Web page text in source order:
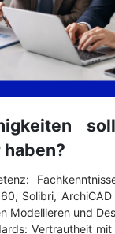
Solibri,
Modellieren und
Vertrautheit